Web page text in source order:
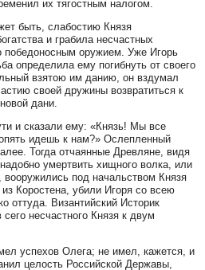
их тягостным налогом.
быть, слабостию Князя
и грабила несчастных
победоносным оружием. Уже Игорь
определила ему погибнуть от своего
взятою им данию, он вздумал
своей дружины возвратиться к
дани.
и сказали ему: «Князь! Мы все
идешь к нам?» Ослепленный
Тогда отчаянные Древляне, видя
умертвить хищного волка, или
вооружились под начальством Князя
Коростена, убили Игоря со всею
оттуда. Византийский Историк
несчастного Князя к двум
успехов Олега; не имел, кажется, и
целость Российской Державы,